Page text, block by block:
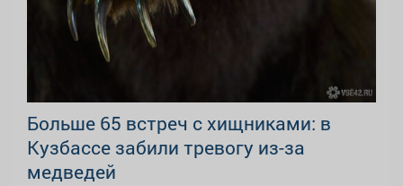
Больше 65 встреч с хищниками: в
Кузбассе забили тревогу из-за
медведей